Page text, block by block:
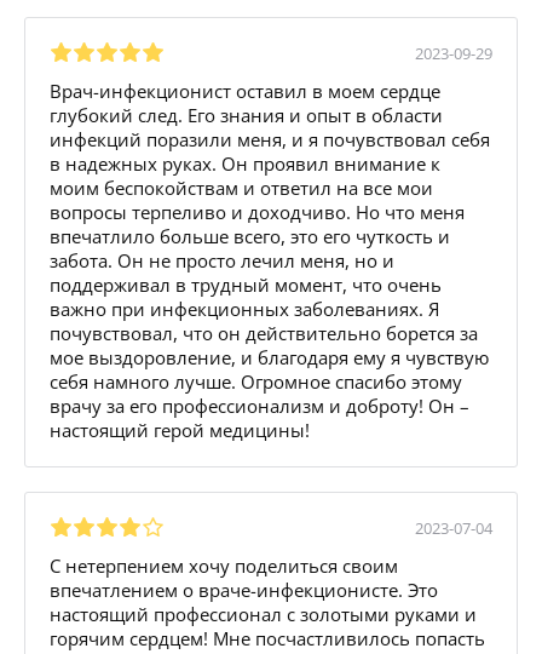
2023-09-29
Врач-инфекционист оставил в моем сердце
глубокий след. Его знания и опыт в области
инфекций поразили меня, и я почувствовал себя
в надежных руках. Он проявил внимание к
моим беспокойствам и ответил на все мои
вопросы терпеливо и доходчиво. Но что меня
впечатлило больше всего, это его чуткость и
забота. Он не просто лечил меня, но и
поддерживал в трудный момент, что очень
важно при инфекционных заболеваниях. Я
почувствовал, что он действительно борется за
мое выздоровление, и благодаря ему я чувствую
себя намного лучше. Огромное спасибо этому
врачу за его профессионализм и доброту! Он –
настоящий герой медицины!
2023-07-04
С нетерпением хочу поделиться своим
впечатлением о враче-инфекционисте. Это
настоящий профессионал с золотыми руками и
горячим сердцем! Мне посчастливилось попасть